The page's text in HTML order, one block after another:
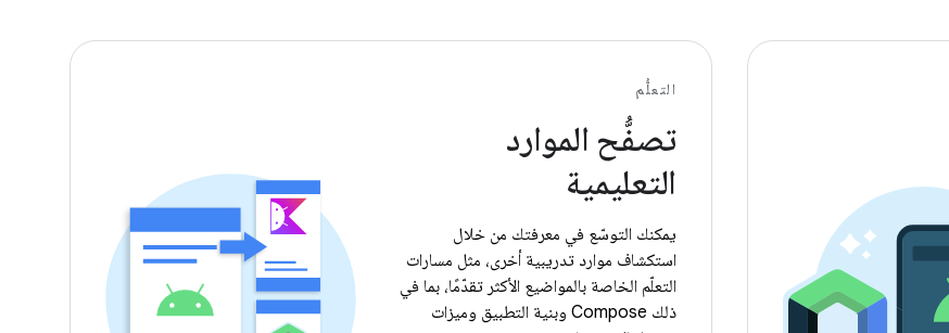
التعلُّم
تصفُّح الموارد
التعليمية
يمكنك التوسّع في معرفتك من خلال
استكشاف موارد تدريبية أخرى، مثل مسارات
التعلّم الخاصة بالمواضيع الأكثر تقدّمًا، بما في
ذلك Compose وبنية التطبيق وميزات